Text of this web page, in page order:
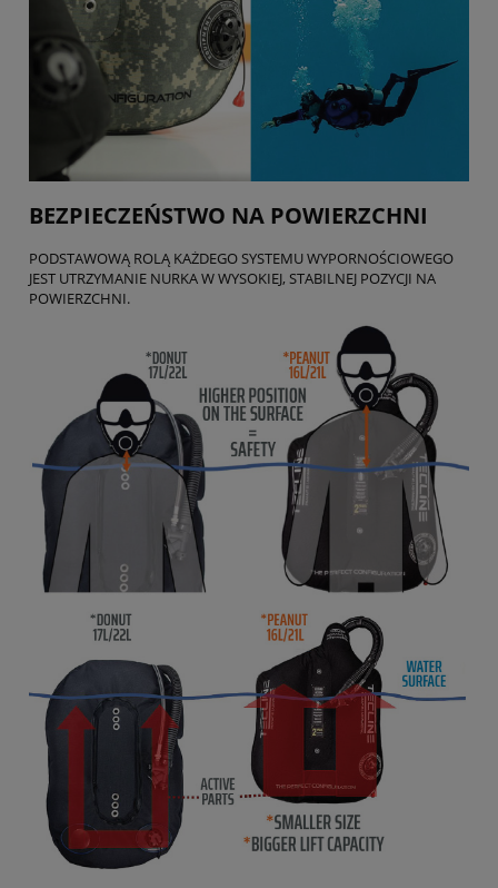
BEZPIECZEŃSTWO NA POWIERZCHNI
PODSTAWOWĄ ROLĄ KAŻDEGO SYSTEMU WYPORNOŚCIOWEGO
JEST UTRZYMANIE NURKA W WYSOKIEJ, STABILNEJ POZYCJI NA
POWIERZCHNI.